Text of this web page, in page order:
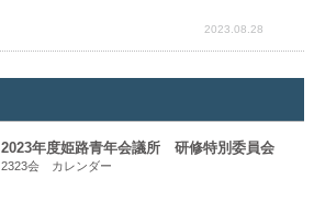
2023.08.28
2023年度姫路青年会議所 研修特別委員会
2323会 カレンダー